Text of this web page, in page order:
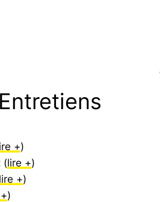
+)
(lire +)
lire +)
)